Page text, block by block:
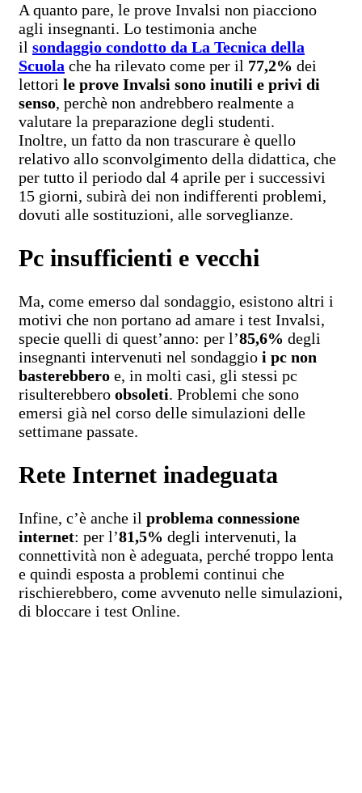
A quanto pare, le prove Invalsi non piacciono
agli insegnanti. Lo testimonia anche
il sondaggio condotto da La Tecnica della
Scuola che ha rilevato come per il 77,2% dei
lettori le prove Invalsi sono inutili e privi di
senso, perchè non andrebbero realmente a
valutare la preparazione degli studenti.
Inoltre, un fatto da non trascurare è quello
relativo allo sconvolgimento della didattica, che
per tutto il periodo dal 4 aprile per i successivi
15 giorni, subirà dei non indifferenti problemi,
dovuti alle sostituzioni, alle sorveglianze.
Pc insufficienti e vecchi
Ma, come emerso dal sondaggio, esistono altri i
motivi che non portano ad amare i test Invalsi,
specie quelli di quest’anno: per l’85,6% degli
insegnanti intervenuti nel sondaggio i pc non
basterebbero e, in molti casi, gli stessi pc
risulterebbero obsoleti. Problemi che sono
emersi già nel corso delle simulazioni delle
settimane passate.
Rete Internet inadeguata
Infine, c’è anche il problema connessione
internet: per l’81,5% degli intervenuti, la
connettività non è adeguata, perché troppo lenta
e quindi esposta a problemi continui che
rischierebbero, come avvenuto nelle simulazioni,
di bloccare i test Online.